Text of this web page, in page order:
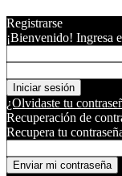
Registrarse
¡Bienvenido! Ingresa
¿Olvidaste tu
Recuperación de
Recupera tu